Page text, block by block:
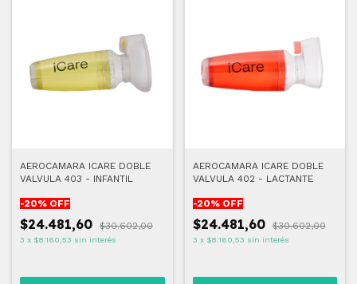
AEROCAMARA ICARE DOBLE
VALVULA 403 - INFANTIL
-20% OFF
$24.481,60 $30.602,00
3 x $8.160,53 sin interés
AEROCAMARA ICARE DOBLE
VALVULA 402 - LACTANTE
-20% OFF
$24.481,60 $30.602,00
3 x $8.160,53 sin interés